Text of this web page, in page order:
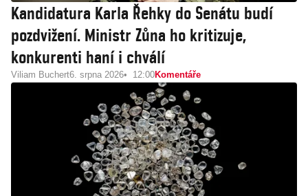
Kandidatura Karla Řehky do Senátu budí
pozdvižení. Ministr Zůna ho kritizuje,
konkurenti haní i chválí
Viliam Buchert6. srpna 2026 12:00Komentáře